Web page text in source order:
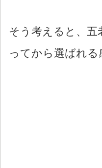
そう考えると、五
ってから選ばれる